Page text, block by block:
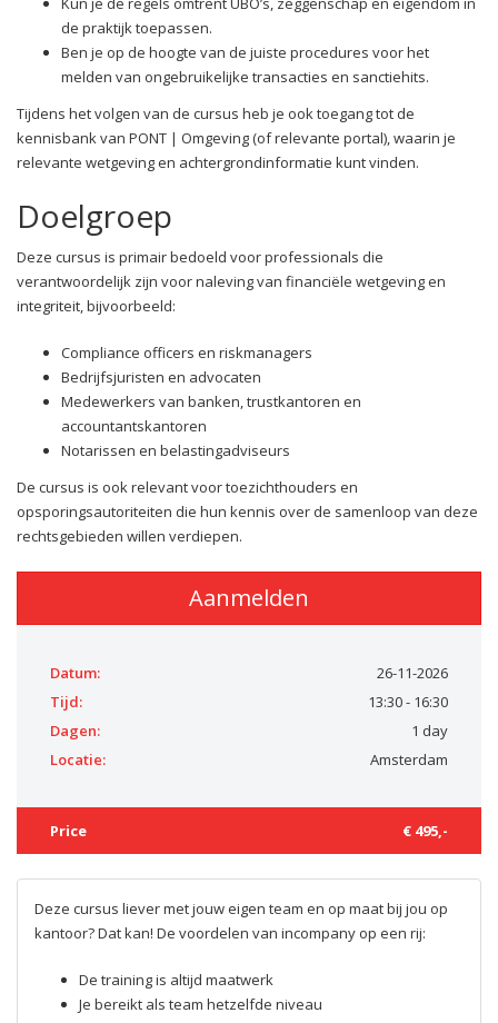
de praktijk toepassen.
Ben je op de hoogte van de juiste procedures voor het
melden van ongebruikelijke transacties en sanctiehits.
Tijdens het volgen van de cursus heb je ook toegang tot de
kennisbank van PONT | Omgeving (of relevante portal), waarin je
relevante wetgeving en achtergrondinformatie kunt vinden.
Doelgroep
Deze cursus is primair bedoeld voor professionals die
verantwoordelijk zijn voor naleving van financiële wetgeving en
integriteit, bijvoorbeeld:
Compliance officers en riskmanagers
Bedrijfsjuristen en advocaten
Medewerkers van banken, trustkantoren en
accountantskantoren
Notarissen en belastingadviseurs
De cursus is ook relevant voor toezichthouders en
opsporingsautoriteiten die hun kennis over de samenloop van deze
rechtsgebieden willen verdiepen.
Aanmelden
Datum:
26-11-2026
Tijd:
13:30 - 16:30
Dagen:
1 day
Locatie:
Amsterdam
Price € 495,-
Deze cursus liever met jouw eigen team en op maat bij jou op
kantoor? Dat kan! De voordelen van incompany op een rij:
De training is altijd maatwerk
Je bereikt als team hetzelfde niveau